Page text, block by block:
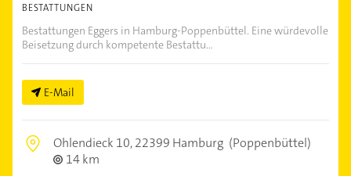
BESTATTUNGEN
Bestattungen Eggers in Hamburg-Poppenbüttel. Eine würdevolle
Beisetzung durch kompetente Bestattu...
E-Mail
Ohlendieck 10,22399 Hamburg (Poppenbüttel)
14 km